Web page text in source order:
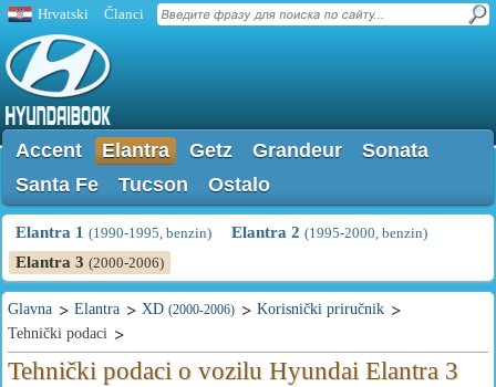
Hrvatski Članci
Accent Elantra Getz Grandeur
Sonata
Santa Fe
Tucson Ostalo
Elantra 1 (1990-1995, benzin) Elantra 2 (1995-2000, benzin)
Elantra 3 (2000-2006)
Glavna Elantra XD (2000-2006)
Korisnički priručnik
Tehnički podaci
Tehnički podaci o vozilu Hyundai Elantra 3